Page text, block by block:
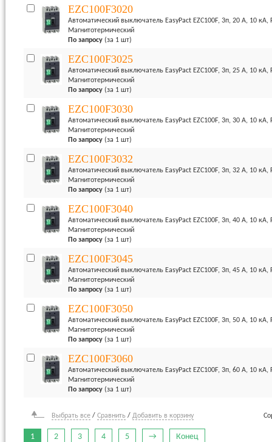
EZC100F3020
Автоматический выключатель EasyPact EZC100F, 3п, 20 А, 10 кА,
Магнитотермический
По запросу (за 1 шт)
EZC100F3025
Автоматический выключатель EasyPact EZC100F, 3п, 25 А, 10 кА,
Магнитотермический
По запросу (за 1 шт)
EZC100F3030
Автоматический выключатель EasyPact EZC100F, 3п, 30 А, 10 кА,
Магнитотермический
По запросу (за 1 шт)
EZC100F3032
Автоматический выключатель EasyPact EZC100F, 3п, 32 А, 10 кА,
Магнитотермический
По запросу (за 1 шт)
EZC100F3040
Автоматический выключатель EasyPact EZC100F, 3п, 40 А, 10 кА,
Магнитотермический
По запросу (за 1 шт)
EZC100F3045
Автоматический выключатель EasyPact EZC100F, 3п, 45 А, 10 кА,
Магнитотермический
По запросу (за 1 шт)
EZC100F3050
Автоматический выключатель EasyPact EZC100F, 3п, 50 А, 10 кА,
Магнитотермический
По запросу (за 1 шт)
EZC100F3060
Автоматический выключатель EasyPact EZC100F, 3п, 60 А, 10 кА,
Магнитотермический
По запросу (за 1 шт)
Выбрать все / Сравнить / Добавить в корзину
1 2 3 4 5 → Конец